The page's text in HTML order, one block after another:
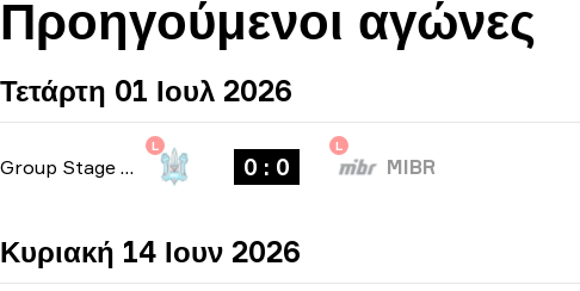
Προηγούμενοι αγώνες
Τετάρτη 01 Ιουλ 2026
Group Stage bo1
L
0 : 0
L
MIBR
Κυριακή 14 Ιουν 2026